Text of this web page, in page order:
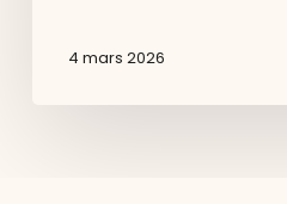
4 mars 2026